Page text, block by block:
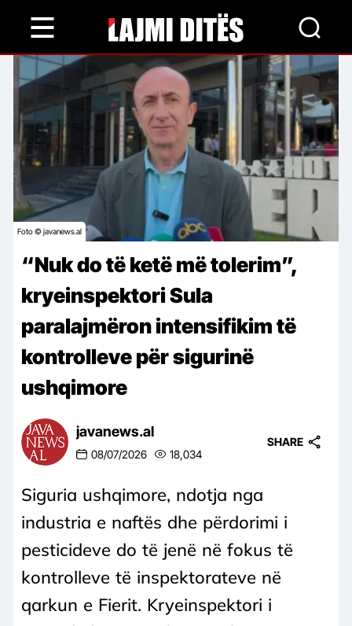
content
Foto © javanews.al
“Nuk do të ketë më tolerim”,
kryeinspektori Sula
paralajmëron intensifikim të
kontrolleve për sigurinë
ushqimore
javanews.al
08/07/2026 18,034
SHARE
Siguria ushqimore, ndotja nga
industria e naftës dhe përdorimi i
pesticideve do të jenë në fokus të
kontrolleve të inspektorateve në
qarkun e Fierit. Kryeinspektori i